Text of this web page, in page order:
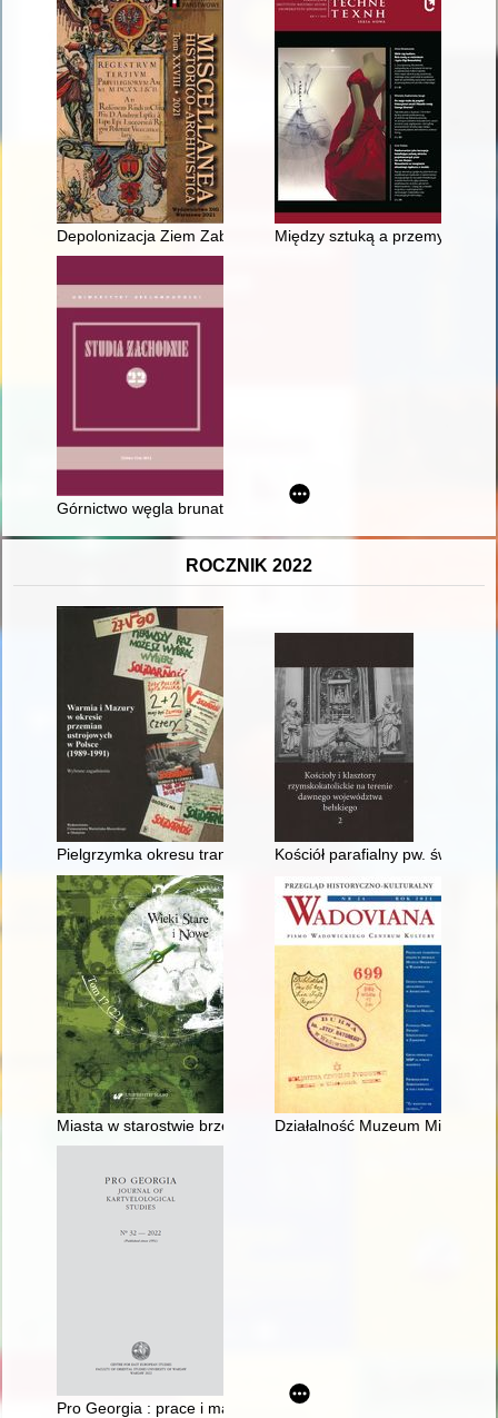
Depolonizacja Ziem Zabranych - recenzja]Między sztuką a przemysłem :
Górnictwo węgla brunatnego w dawnym powiecie
ROCZNIK 2022
Pielgrzymka okresu transformacji : wizyta Jana Pawła II w
Kościół parafialny pw. św.
Miasta w starostwie brzeźnickim do 1795 roku : zarys
Działalność Muzeum
Pro Georgia : prace i materiały do dziejów stosunków